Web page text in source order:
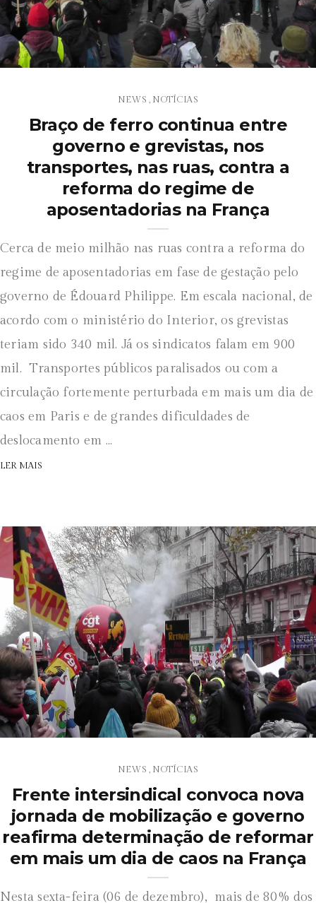
NEWS , NOTÍCIAS
Braço de ferro continua entre
governo e grevistas, nos
transportes, nas ruas, contra a
reforma do regime de
aposentadorias na França
Cerca de meio milhão nas ruas contra a reforma do
regime de aposentadorias em fase de gestação pelo
governo de Édouard Philippe. Em escala nacional, de
acordo com o ministério do Interior, os grevistas
teriam sido 340 mil. Já os sindicatos falam em 900
mil. Transportes públicos paralisados ou com a
circulação fortemente perturbada em mais um dia de
caos em Paris e de grandes dificuldades de
deslocamento em ...
LER MAIS
NEWS , NOTÍCIAS
Frente intersindical convoca nova
jornada de mobilização e governo
reafirma determinação de reformar
em mais um dia de caos na França
Nesta sexta-feira (06 de dezembro), mais de 80% dos